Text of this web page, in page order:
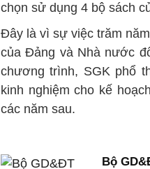
chọn sử dụng 4 bộ sách
Đây là vì sự việc trăm
của Đảng và Nhà nước
chương trình, SGK phổ
kinh nghiệm cho kế
các năm sau.
Bộ